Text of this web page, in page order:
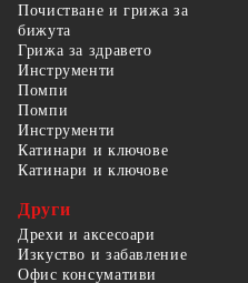
Почистване и грижа за
бижута
Грижа за здравето
Инструменти
Помпи
Помпи
Инструменти
Катинари и ключове
Катинари и ключове
Други
Дрехи и аксесоари
Изкуство и забавление
Офис консумативи